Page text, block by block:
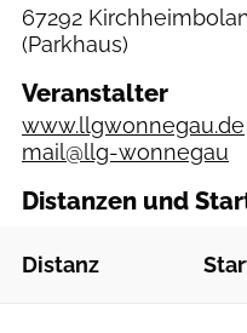
67292
(Parkhaus)
Veranstalter
www.llgwonnegau.de
mail@llg-wonnegau
Distanzen und
Distanz